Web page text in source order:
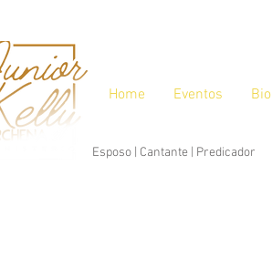
Home Eventos Bio
Esposo | Cantante | Predicador